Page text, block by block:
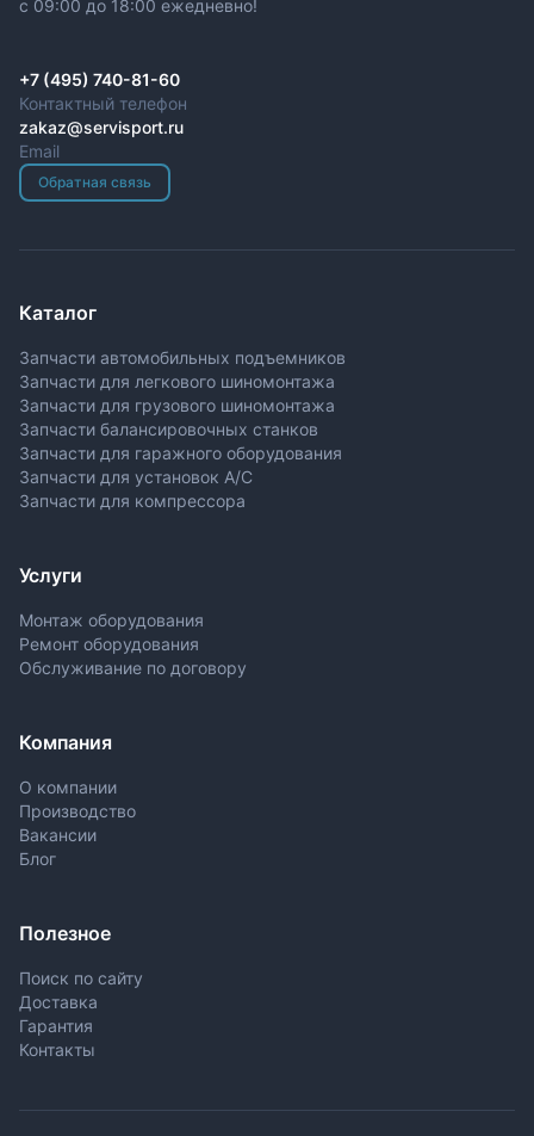
c 09:00 до 18:00 ежедневно!
+7 (495) 740-81-60
Контактный телефон
zakaz@servisport.ru
Email
Обратная связь
Каталог
Запчасти автомобильных подъемников
Запчасти для легкового шиномонтажа
Запчасти для грузового шиномонтажа
Запчасти балансировочных станков
Запчасти для гаражного оборудования
Запчасти для установок A/C
Запчасти для компрессора
Услуги
Монтаж оборудования
Ремонт оборудования
Обслуживание по договору
Компания
О компании
Производство
Вакансии
Блог
Полезное
Поиск по сайту
Доставка
Гарантия
Контакты